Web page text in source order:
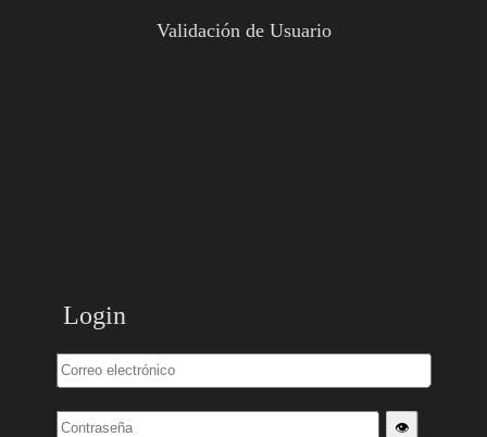
Validación de Usuario
Login
👁️